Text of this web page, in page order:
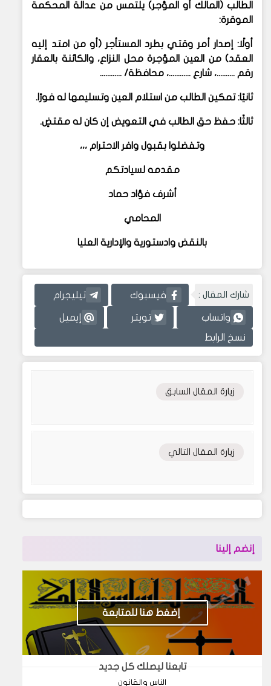
الطالب (المالك أو المؤجر) يلتمس من عدالة المحكمة
الموقرة:
أولًا: إصدار أمر وقتي بطرد المستأجر (أو من امتد إليه
العقد) من العين المؤجرة محل النزاع، والكائنة بالعقار
رقم ..........، شارع ............، محافظة/ ............
ثانيًا: تمكين الطالب من استلام العين وتسليمها له فورًا.
ثالثًا: حفظ حق الطالب في التعويض إن كان له مقتضٍ.
وتفضلوا بقبول وافر الاحترام ،،،
مقدمه لسيادتكم
أشرف فؤاد حماد
المحامي
بالنقض وادستورية والإدارية العليا
شارك المقال : فيسبوك تيليجرام
واتساب تويتر إيميل
نسخ الرابط
زيارة المقال السابق
زيارة المقال التالي
إنضم إلينا
إضغط هنا للمتابعة
تابعنا ليصلك كل جديد
الناس والقانون